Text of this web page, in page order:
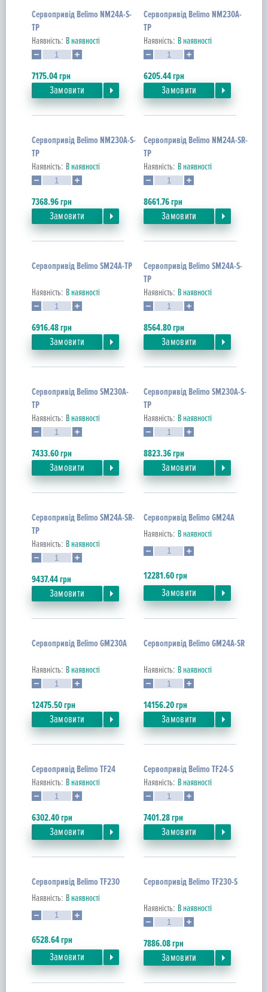
Сервопривід Belimo NM24A-S-
TP
Наявність: В наявності
7175.04грн
Замовити
Сервопривід Belimo NM230A-
TP
Наявність: В наявності
6205.44грн
Замовити
Сервопривід Belimo NM230A-S-
TP
Наявність: В наявності
7368.96грн
Замовити
Сервопривід Belimo NM24A-SR-
TP
Наявність: В наявності
8661.76грн
Замовити
Сервопривід Belimo SM24A-TP
Наявність: В наявності
6916.48грн
Замовити
Сервопривід Belimo SM24A-S-
TP
Наявність: В наявності
8564.80грн
Замовити
Сервопривід Belimo SM230A-
TP
Наявність: В наявності
7433.60грн
Замовити
Сервопривід Belimo SM230A-S-
TP
Наявність: В наявності
8823.36грн
Замовити
Сервопривід Belimo SM24A-SR-
TP
Наявність: В наявності
9437.44грн
Замовити
Сервопривід Belimo GM24A
Наявність: В наявності
12281.60грн
Замовити
Сервопривід Belimo GM230A
Наявність: В наявності
12475.50грн
Замовити
Сервопривід Belimo GM24A-SR
Наявність: В наявності
14156.20грн
Замовити
Сервопривід Belimo TF24
Наявність: В наявності
6302.40грн
Замовити
Сервопривід Belimo TF24-S
Наявність: В наявності
7401.28грн
Замовити
Сервопривід Belimo TF230
Наявність: В наявності
6528.64грн
Замовити
Сервопривід Belimo TF230-S
Наявність: В наявності
7886.08грн
Замовити